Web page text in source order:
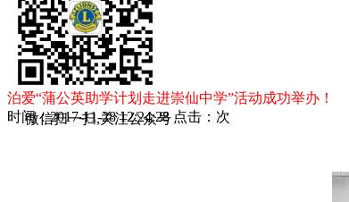
微信扫一扫,关注公众号
泊爱“蒲公英助学计划走进崇仙中学”活动成功举办！
时间：2017-11-28 12:24:28 点击： 次